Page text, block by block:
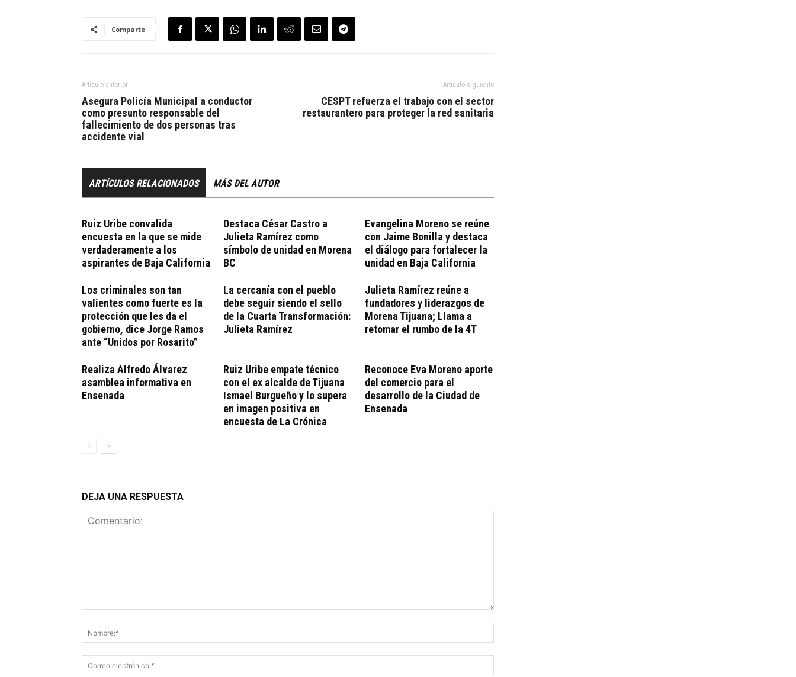
Comparte
Artículo anterior
Asegura Policía Municipal a conductor
como presunto responsable del
fallecimiento de dos personas tras
accidente vial
Artículo siguiente
CESPT refuerza el trabajo con el sector
restaurantero para proteger la red sanitaria
ARTÍCULOS RELACIONADOS MÁS DEL AUTOR
Ruiz Uribe convalida
encuesta en la que se mide
verdaderamente a los
aspirantes de Baja California
Destaca César Castro a
Julieta Ramírez como
símbolo de unidad en Morena
BC
Evangelina Moreno se reúne
con Jaime Bonilla y destaca
el diálogo para fortalecer la
unidad en Baja California
Los criminales son tan
valientes como fuerte es la
protección que les da el
gobierno, dice Jorge Ramos
ante “Unidos por Rosarito”
La cercanía con el pueblo
debe seguir siendo el sello
de la Cuarta Transformación:
Julieta Ramírez
Julieta Ramírez reúne a
fundadores y liderazgos de
Morena Tijuana; Llama a
retomar el rumbo de la 4T
Realiza Alfredo Álvarez
asamblea informativa en
Ensenada
Ruiz Uribe empate técnico
con el ex alcalde de Tijuana
Ismael Burgueño y lo supera
en imagen positiva en
encuesta de La Crónica
Reconoce Eva Moreno aporte
del comercio para el
desarrollo de la Ciudad de
Ensenada
DEJA UNA RESPUESTA